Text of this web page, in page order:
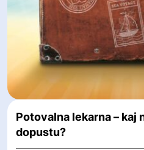
Potovalna lekarna – kaj
dopustu?